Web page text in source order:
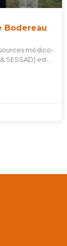
Bodereau
médico-
est…